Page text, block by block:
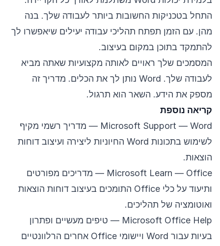
התחל בטכניקות החשובות ביותר לעבודה שלך. בנה
מהן. עם הזמן תפתח תהליכי עבודה יעילים שיאפשרו לך
להתמקד בתוכן במקום בעיצוב.
המסמכים שלך ראויים לאותה מקצועיות שאתה מביא
לעבודה שלך. Word נותן לך את הכלים. מדריך זה
מספק את הידע. השאר הוא תרגול.
קריאה נוספת
Microsoft Support — Word — מדריך רשמי מקיף
לשימוש בתכונות Word החיוניות ליצירה ועיצוב דוחות
הוצאות.
Microsoft Learn — Office — מדריכים מפורטים
ותיעוד על כלי Office התומכים בעיצוב דוחות הוצאות
ואוטומציה של תהליכים.
Microsoft Office Help — טיפים מעשיים ופתרון
בעיות עבור Word ויישומי Office אחרים הרלוונטיים